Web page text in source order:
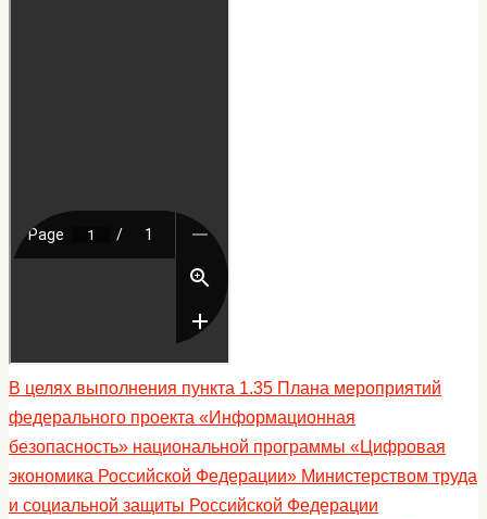
В целях выполнения пункта 1.35 Плана мероприятий
федерального проекта «Информационная
безопасность» национальной программы «Цифровая
экономика Российской Федерации» Министерством труда
и социальной защиты Российской Федерации